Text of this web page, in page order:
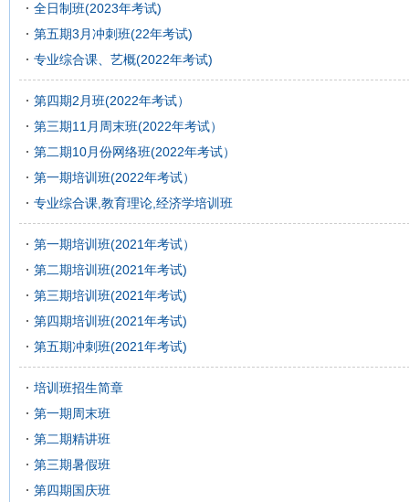
全日制班(2023年考试)
第五期3月冲刺班(22年考试)
专业综合课、艺概(2022年考试)
第四期2月班(2022年考试）
第三期11月周末班(2022年考试）
第二期10月份网络班(2022年考试）
第一期培训班(2022年考试）
专业综合课,教育理论,经济学培训班
第一期培训班(2021年考试）
第二期培训班(2021年考试)
第三期培训班(2021年考试)
第四期培训班(2021年考试)
第五期冲刺班(2021年考试)
培训班招生简章
第一期周末班
第二期精讲班
第三期暑假班
第四期国庆班